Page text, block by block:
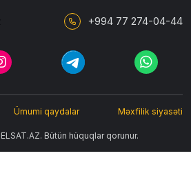
+994 77 274-04-44
Bütün hüquqlar qorunur.
Ümumi qaydalar Məxfilik siyasəti